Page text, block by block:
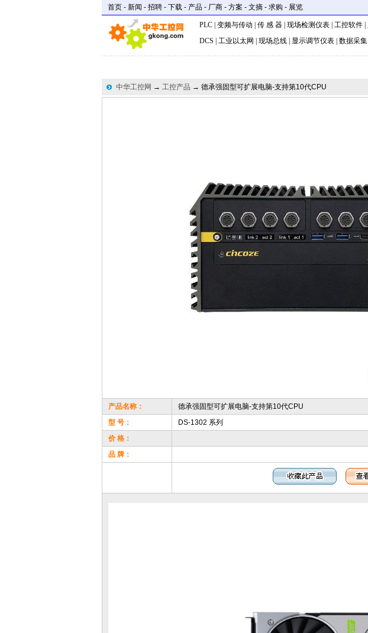
首页 - 新闻 - 招聘 - 下载 - 产品 - 厂商 - 方案 - 文摘 - 求购 - 展览
PLC 变频与传动 传 感 器 现场检测仪表 工控软件
DCS
工业以太网 现场总线 显示调节仪表 数据采集
中华工控网 → 工控产品 → 德承强固型可扩展电脑-支持第10代CPU
产品名称：
德承强固型可扩展电脑-支持第10代CPU
型 号：
DS-1302 系列
价 格：
品 牌：